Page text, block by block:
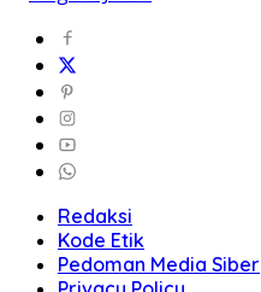
Redaksi
Kode Etik
Pedoman Media Siber